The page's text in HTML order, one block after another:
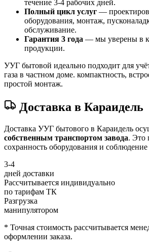
течение 3-4 рабочих дней.
Полный цикл услуг —
оборудования, монтаж,
обслуживание.
Гарантия 3 года — мы уверены в
продукции.
УУГ бытовой идеально подходит для
газа в частном доме. компактность,
простой монтаж.
Доставка в Караидель
Доставка УУГ бытового в Караидель
собственным транспортом завода. Это
сохранность оборудования и соблюдение
3-4
дней доставки
Рассчитывается индивидуально
по тарифам ТК
Разгрузка
манипулятором
* Точная стоимость рассчитывается
оформлении заказа.